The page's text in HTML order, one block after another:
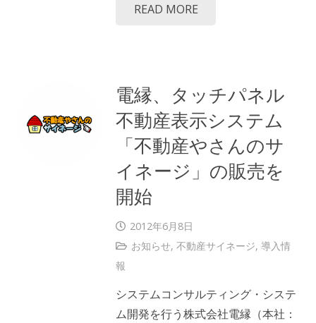
READ MORE
電縁、タッチパネル
不動産表示システム
「不動産やさんのサ
イネージ」の販売を
開始
2012年6月8日
お知らせ, 不動産サイネージ, 導入情
報
システムコンサルティング・システ
ム開発を行う株式会社電縁（本社：